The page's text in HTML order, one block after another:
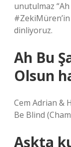
unutulmaz “Ah
dinliyoruz.
Ah Bu
Olsun
Cem Adrian &
Be Blind
Aşkta